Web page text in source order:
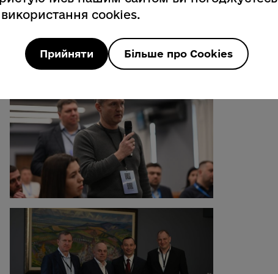
cookies.
Прийняти Більше про Cookies